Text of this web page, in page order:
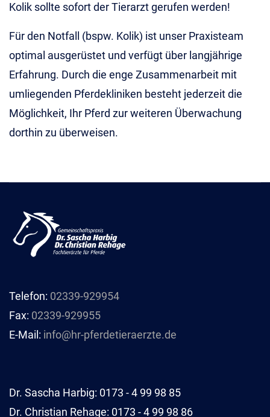
Kolik sollte sofort der Tierarzt gerufen werden!
Für den Notfall (bspw. Kolik) ist unser Praxisteam
optimal ausgerüstet und verfügt über langjährige
Erfahrung. Durch die enge Zusammenarbeit mit
umliegenden Pferdekliniken besteht jederzeit die
Möglichkeit, Ihr Pferd zur weiteren Überwachung
dorthin zu überweisen.
Telefon: 02339-929954
Fax: 02339-929955
E-Mail: info@hr-pferdetieraerzte.de
Dr. Sascha Harbig: 0173 - 4 99 98 85
Dr. Christian Rehage: 0173 - 4 99 98 86